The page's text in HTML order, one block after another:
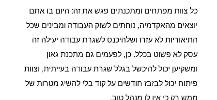
כל צוות מפתחים ומתכנתים פגש את זה: היום בו אתם
יוצאים מהאקדמיה, נוחתים לשוק העבודה ומבינים שכל
התיאוריות לא עזרו ושלהיכנס לשגרת עבודה יעילה זה
עסק לא פשוט בכלל. כן, לפעמים גם מתכנת גאון
ומשקיען יכול להיכשל בגלל שגרת עבודה בעייתית, וצוות
פיתוח יכול לבזבז חודשים על קוד בלי להשיג מטרות של
ממש רק כי אין לו מנהל טוב.